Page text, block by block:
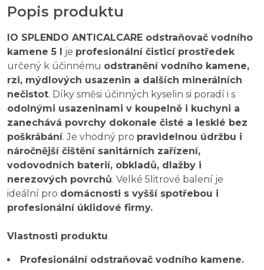
Popis produktu
IO SPLENDO ANTICALCARE odstraňovač vodního
kamene 5 l je profesionální čisticí prostředek
určený k účinnému odstranění vodního kamene,
rzi, mýdlových usazenin a dalších minerálních
nečistot. Díky směsi účinných kyselin si poradí i s
odolnými usazeninami v koupelně i kuchyni a
zanechává povrchy dokonale čisté a lesklé bez
poškrábání. Je vhodný pro pravidelnou údržbu i
náročnější čištění sanitárních zařízení,
vodovodních baterií, obkladů, dlažby i
nerezových povrchů. Velké 5litrové balení je
ideální pro domácnosti s vyšší spotřebou i
profesionální úklidové firmy.
Vlastnosti produktu
Profesionální odstraňovač vodního kamene.